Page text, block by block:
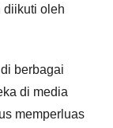
diikuti oleh
berbagai
di media
memperluas